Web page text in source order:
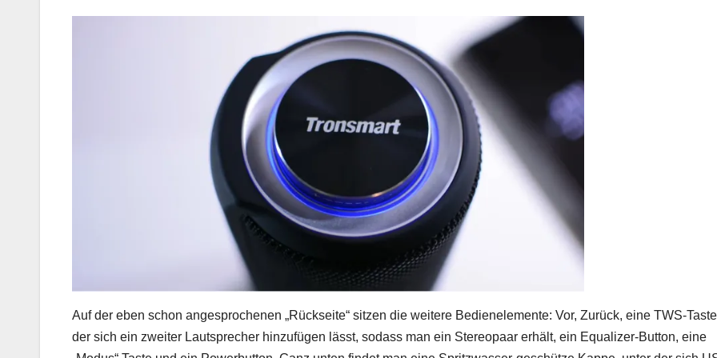
Auf der eben schon angesprochenen „Rückseite“ sitzen die weitere Bedienelemente: Vor, Zurück, eine TWS-
der sich ein zweiter Lautsprecher hinzufügen lässt, sodass man ein Stereopaar erhält, ein Equalizer-Button, eine